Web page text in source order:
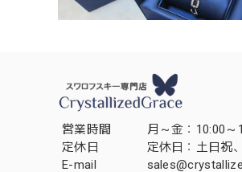
営業時間
月～金：10:00～
定休日
定休日：土日祝
E-mail